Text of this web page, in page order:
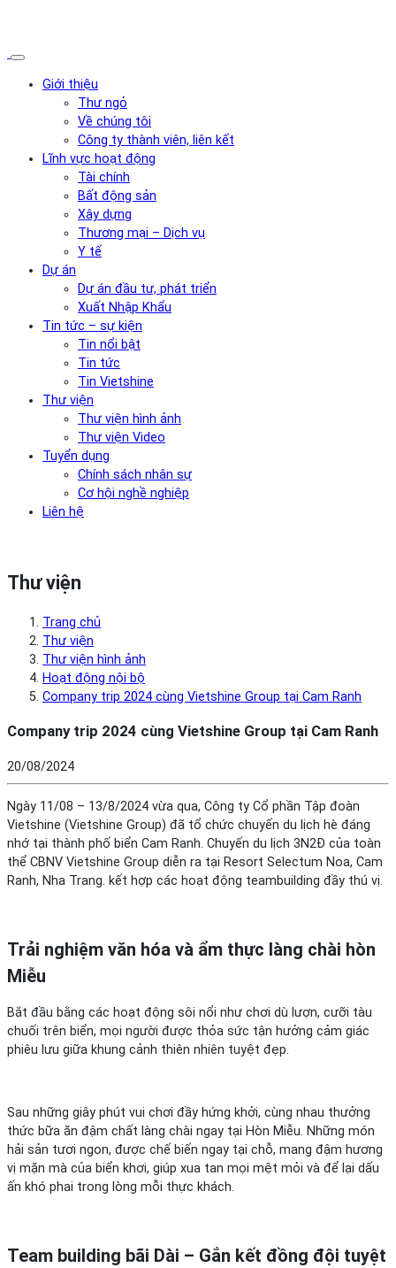
Giới thiệu
Thư ngỏ
Về chúng tôi
Công ty thành viên, liên kết
Lĩnh vực hoạt động
Tài chính
Bất động sản
Xây dựng
Thương mại – Dịch vụ
Y tế
Dự án
Dự án đầu tư, phát triển
Xuất Nhập Khẩu
Tin tức – sự kiện
Tin nổi bật
Tin tức
Tin Vietshine
Thư viện
Thư viện hình ảnh
Thư viện Video
Tuyển dụng
Chính sách nhân sự
Cơ hội nghề nghiệp
Liên hệ
Thư viện
Trang chủ
Thư viện
Thư viện hình ảnh
Hoạt động nội bộ
Company trip 2024 cùng Vietshine Group tại Cam Ranh
Company trip 2024 cùng Vietshine Group tại Cam Ranh
20/08/2024
Ngày 11/08 – 13/8/2024 vừa qua, Công ty Cổ phần Tập đoàn
Vietshine (Vietshine Group) đã tổ chức chuyến du lịch hè đáng
nhớ tại thành phố biển Cam Ranh. Chuyến du lịch 3N2Đ của toàn
thể CBNV Vietshine Group diễn ra tại Resort Selectum Noa, Cam
Ranh, Nha Trang. kết hợp các hoạt động teambuilding đầy thú vị.
Trải nghiệm văn hóa và ẩm thực làng chài hòn
Miễu
Bắt đầu bằng các hoạt động sôi nổi như chơi dù lượn, cưỡi tàu
chuối trên biển, mọi người được thỏa sức tận hưởng cảm giác
phiêu lưu giữa khung cảnh thiên nhiên tuyệt đẹp.
Sau những giây phút vui chơi đầy hứng khởi, cùng nhau thưởng
thức bữa ăn đậm chất làng chài ngay tại Hòn Miễu. Những món
hải sản tươi ngon, được chế biến ngay tại chỗ, mang đậm hương
vị mặn mà của biển khơi, giúp xua tan mọi mệt mỏi và để lại dấu
ấn khó phai trong lòng mỗi thực khách.
Team building bãi Dài – Gắn kết đồng đội tuyệt